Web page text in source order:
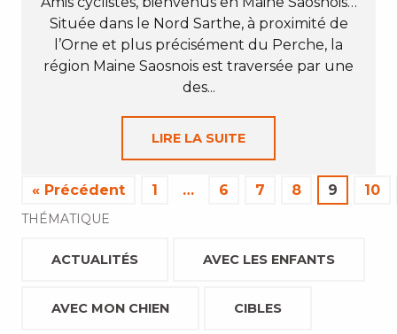
Située dans le Nord Sarthe, à proximité de
l’Orne et plus précisément du Perche, la
région Maine Saosnois est traversée par une
des...
LIRE LA SUITE
« Précédent 1 … 6 7 8 9 10
THÉMATIQUE
ACTUALITÉS AVEC LES ENFANTS
AVEC MON CHIEN CIBLES